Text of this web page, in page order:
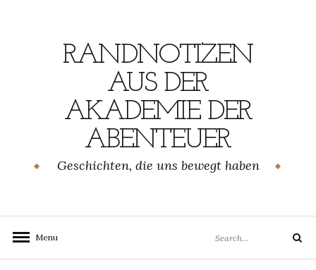
RANDNOTIZEN
AUS DER
AKADEMIE DER
ABENTEUER
Geschichten, die uns bewegt haben
Menu
for:
Search